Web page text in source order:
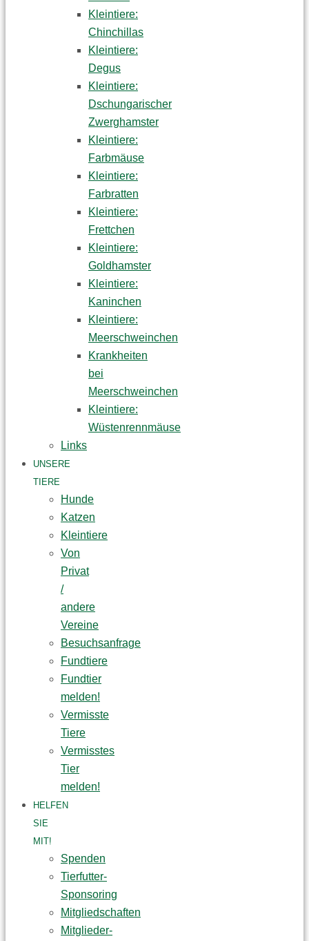
Kleintiere:
Chinchillas
Kleintiere:
Degus
Kleintiere:
Dschungarischer
Zwerghamster
Kleintiere:
Farbmäuse
Kleintiere:
Farbratten
Kleintiere:
Frettchen
Kleintiere:
Goldhamster
Kleintiere:
Kaninchen
Kleintiere:
Meerschweinchen
Krankheiten
bei
Meerschweinchen
Kleintiere:
Wüstenrennmäuse
Links
UNSERE
TIERE
Hunde
Katzen
Kleintiere
Von
Privat
/
andere
Vereine
Besuchsanfrage
Fundtiere
Fundtier
melden!
Vermisste
Tiere
Vermisstes
Tier
melden!
HELFEN
SIE
MIT!
Spenden
Tierfutter-
Sponsoring
Mitgliedschaften
Mitglieder-